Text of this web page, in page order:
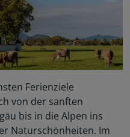
Ferienziele
von der sanften
bis in die Alpen ins
Naturschönheiten. Im